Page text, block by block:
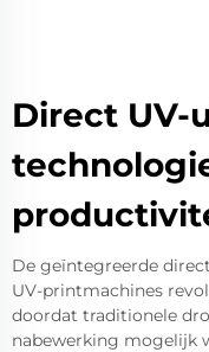
Direct UV-
De geïntegreerde
UV-printmachines
doordat traditionele
nabewerking mogelijk